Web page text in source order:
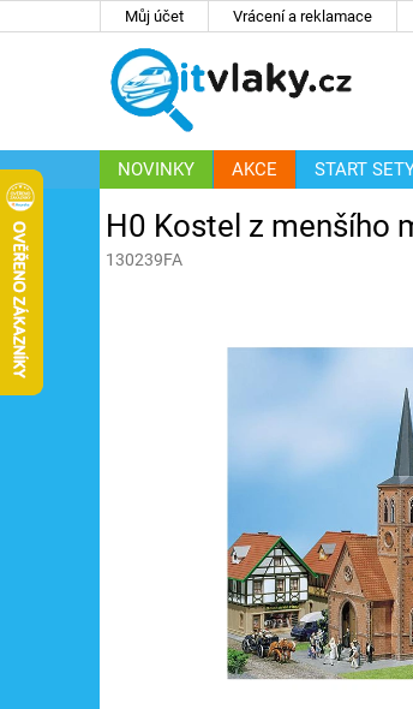
Můj účet Vrácení a reklamace
NOVINKY AKCE START
ZNAČKY
H0 Kostel z menšího
130239FA